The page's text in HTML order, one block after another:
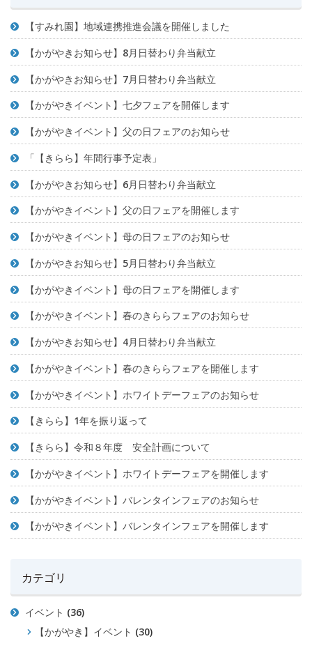
【すみれ園】地域連携推進会議を開催しました
【かがやきお知らせ】8月日替わり弁当献立
【かがやきお知らせ】7月日替わり弁当献立
【かがやきイベント】七夕フェアを開催します
【かがやきイベント】父の日フェアのお知らせ
「【きらら】年間行事予定表」
【かがやきお知らせ】6月日替わり弁当献立
【かがやきイベント】父の日フェアを開催します
【かがやきイベント】母の日フェアのお知らせ
【かがやきお知らせ】5月日替わり弁当献立
【かがやきイベント】母の日フェアを開催します
【かがやきイベント】春のきららフェアのお知らせ
【かがやきお知らせ】4月日替わり弁当献立
【かがやきイベント】春のきららフェアを開催します
【かがやきイベント】ホワイトデーフェアのお知らせ
【きらら】1年を振り返って
【きらら】令和８年度 安全計画について
【かがやきイベント】ホワイトデーフェアを開催します
【かがやきイベント】バレンタインフェアのお知らせ
【かがやきイベント】バレンタインフェアを開催します
カテゴリ
イベント (36)
【かがやき】イベント (30)